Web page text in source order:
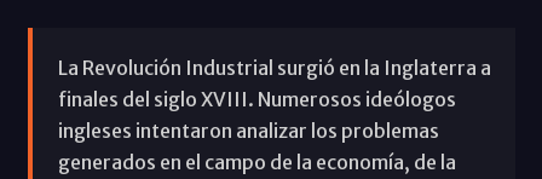
La Revolución Industrial surgió en la Inglaterra a
finales del siglo XVIII. Numerosos ideólogos
ingleses intentaron analizar los problemas
generados en el campo de la economía, de la